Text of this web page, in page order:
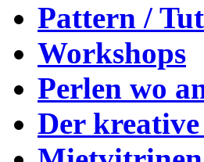
Pattern /
Workshops
Perlen wo
Der